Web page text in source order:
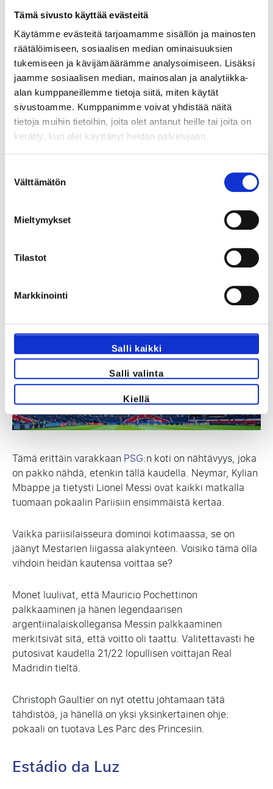
Tämä sivusto käyttää evästeitä
Käytämme evästeitä tarjoamamme sisällön ja mainosten
räätälöimiseen, sosiaalisen median ominaisuuksien
tukemiseen ja kävijämäärämme analysoimiseen. Lisäksi
jaamme sosiaalisen median, mainosalan ja analytiikka-
alan kumppaneillemme tietoja siitä, miten käytät
sivustoamme. Kumppanimme voivat yhdistää näitä
tietoja muihin tietoihin, joita olet antanut heille tai joita on
kerätty, kun olet käyttänyt heidän palvelujaan.
valinta
Välttämätön
Mieltymykset
Tilastot
Markkinointi
Salli kaikki
Salli valinta
Kiellä
menestyneimmän joukkueen,AFC Ajaxin
Ajax on kuuluisa nuorisopolitiikastaan, jossa lahjakkuus
on kuin liukuhihnalla, ja se on edelleen yksi Euroopan
suurista seuroista, ja sen stadion vastaa tätä perintöä.
Tunnelma on sähköinen suurissa Mestarien liigan
otteluissa, ja fanit ovat auttaneet Ajaxia selviytymään
vaikeista otteluista, erityisesti kaudella 2018/19, jolloin
se pääsi välieriin ja voitti matkan varrella Juventuksen
kiinnostunut näkemään lahjakkaita nuoria pelaajia,
Tämä erittäin varakkaan PSG:n koti on nähtävyys, joka
on pakko nähdä, etenkin tällä kaudella. Neymar, Kylian
Mbappe ja tietysti Lionel Messi ovat kaikki matkalla
tuomaan pokaalin Pariisiin ensimmäistä kertaa.
Vaikka pariisilaisseura dominoi kotimaassa, se on
jäänyt Mestarien liigassa alakynteen. Voisiko tämä olla
vihdoin heidän kautensa voittaa se?
Monet luulivat, että Mauricio Pochettinon
palkkaaminen ja hänen legendaarisen
argentiinalaiskollegansa Messin palkkaaminen
merkitsivät sitä, että voitto oli taattu. Valitettavasti he
putosivat kaudella 21/22 lopullisen voittajan Real
Madridin tieltä.
Christoph Gaultier on nyt otettu johtamaan tätä
tähdistöä, ja hänellä on yksi yksinkertainen ohje:
pokaali on tuotava Les Parc des Princesiin.
Estádio da Luz